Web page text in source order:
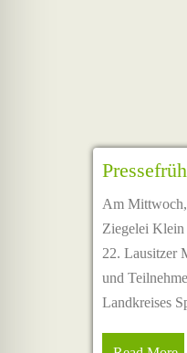
Am Mittwoch,
Ziegelei Klein
22. Lausitzer
und
Landkreises